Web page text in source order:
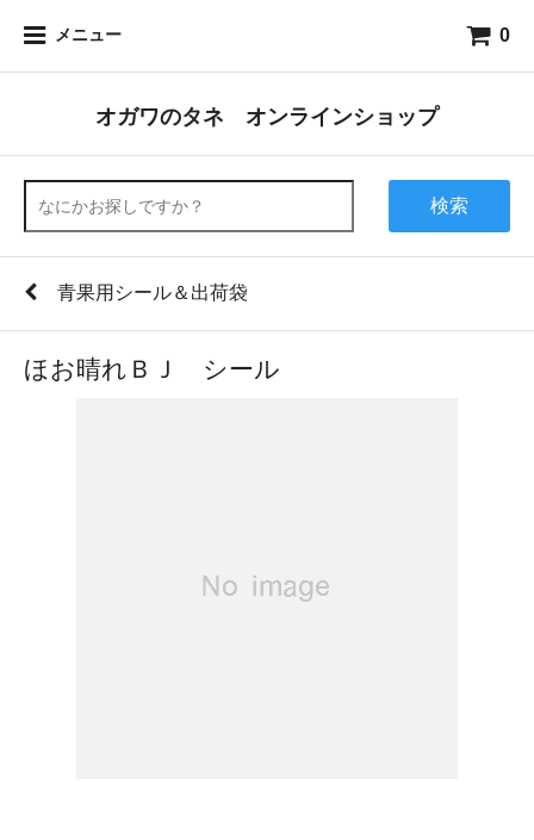
メニュー 0
オガワのタネ オンラインショップ
検索
青果用シール＆出荷袋
ほお晴れＢＪ シール